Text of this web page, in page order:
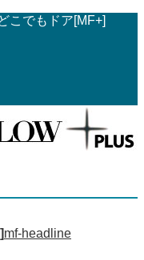
こでもドア[MF+]
mf-headline